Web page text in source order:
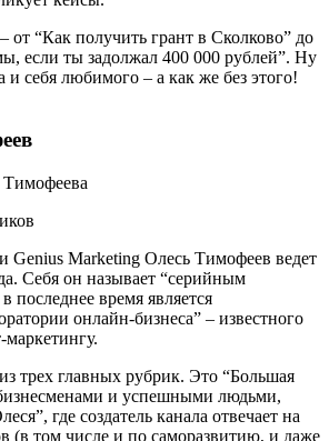
от “Как получить грант в Сколково” до
если ты задолжал 400 000 рублей”. Ну
и себя любимого – а как же без этого!
Genius Marketing Олесь Тимофеев ведет
Себя он называет “серийным
последнее время является
онлайн-бизнеса” – известного
трех главных рубрик. Это “Большая
и успешными людьми,
где создатель канала отвечает на
(в том числе и по саморазвитию, и даже